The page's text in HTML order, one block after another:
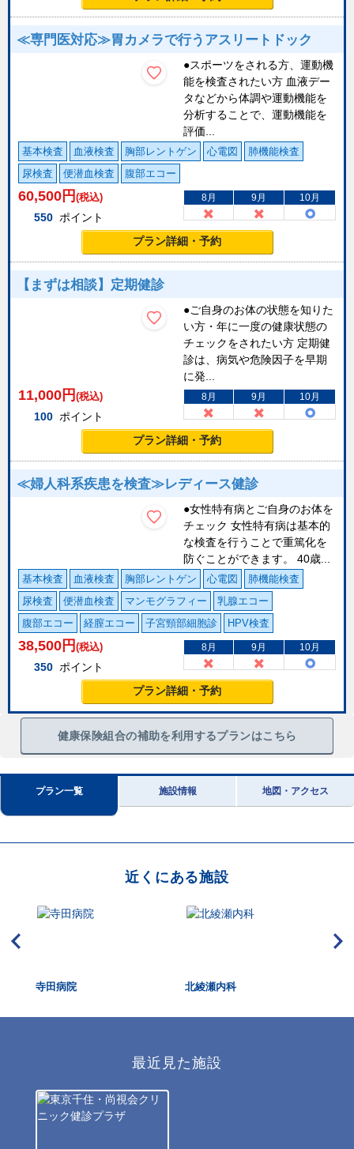
≪専門医対応≫胃カメラで行うアスリートドック
●スポーツをされる方、運動機
能を検査されたい方 血液デー
タなどから体調や運動機能を
分析することで、運動機能を
評価...
基本検査 血液検査 胸部レントゲン 心電図
肺機能検査
尿検査
便潜血検査 腹部エコー
60,500 円 (税込)
550 ポイント
8月 9月 10月
プラン詳細・予約
【まずは相談】定期健診
●ご自身のお体の状態を知りた
い方・年に一度の健康状態の
チェックをされたい方 定期健
診は、病気や危険因子を早期
に発...
11,000 円 (税込)
100 ポイント
8月 9月 10月
プラン詳細・予約
≪婦人科系疾患を検査≫レディース健診
●女性特有病とご自身のお体を
チェック 女性特有病は基本的
な検査を行うことで重篤化を
防ぐことができます。 40歳...
基本検査 血液検査 胸部レントゲン 心電図
肺機能検査
尿検査
便潜血検査 マンモグラフィー
乳腺エコー
腹部エコー
経膣エコー 子宮頸部細胞診 HPV検査
38,500 円 (税込)
350 ポイント
8月 9月 10月
プラン詳細・予約
健康保険組合の補助を利用するプランはこちら
プラン一覧 施設情報 地図・アクセス
近くにある施設
寺田病院 北綾瀬内科
最近見た施設